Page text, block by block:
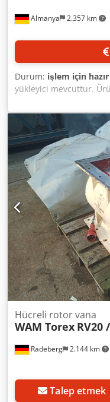
Almanya 2.357 km
Durum: işlem için
yükleyici mevcuttur.
paslanmaz çelikten
çapı: DN 300,
tamamen kapalı
(stroke): 2885mm,
50t/saat, bağlantı gücü:
inceleme mümkündür.
Radeberg 2.144 km
Hücreli rotor vana
WAM Torex RV20
Talep etmek